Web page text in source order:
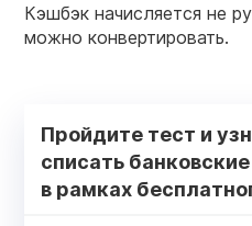
Кэшбэк начисляется не
можно конвертировать.
Пройдите тест и
списать
в рамках